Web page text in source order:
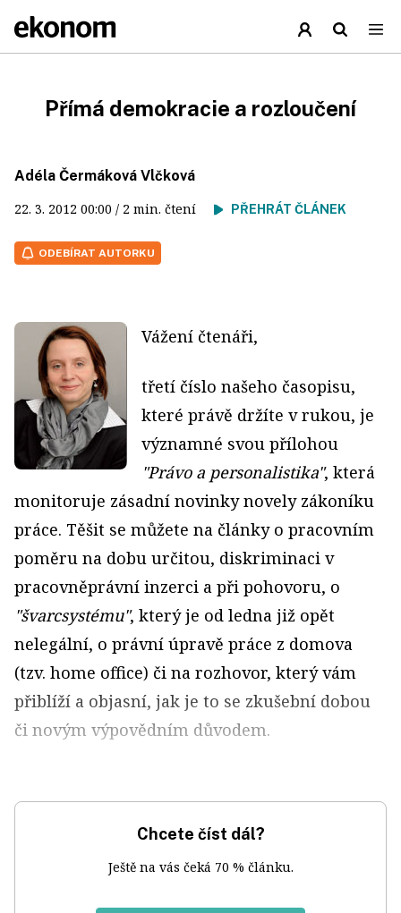
Přímá demokracie a rozloučení
Adéla Čermáková Vlčková
22. 3. 2012 00:00 / 2 min. čtení PŘEHRÁT ČLÁNEK
ODEBÍRAT AUTORKU
Vážení čtenáři,
třetí číslo našeho časopisu,
které právě držíte v rukou, je
významné svou přílohou
"Právo a personalistika", která
monitoruje zásadní novinky novely zákoníku
práce. Těšit se můžete na články o pracovním
poměru na dobu určitou, diskriminaci v
pracovněprávní inzerci a při pohovoru, o
"švarcsystému", který je od ledna již opět
nelegální, o právní úpravě práce z domova
(tzv. home office) či na rozhovor, který vám
přiblíží a objasní, jak je to se zkušební dobou
či novým výpovědním důvodem.
Chcete číst dál?
Ještě na vás čeká 70 % článku.